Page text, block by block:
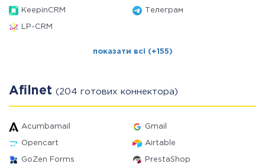
KeepinCRM Телеграм
LP-CRM
показати всі (+155)
Afilnet (204 готових коннектора)
Acumbamail Gmail
Opencart Airtable
GoZen Forms PrestaShop